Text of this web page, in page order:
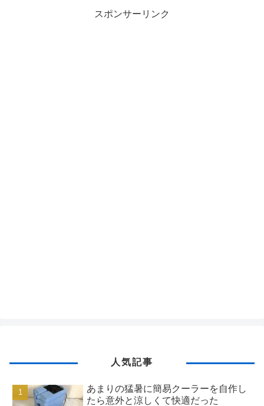
スポンサーリンク
人気記事
あまりの猛暑に簡易クーラーを自作し
たら意外と涼しくて快適だった